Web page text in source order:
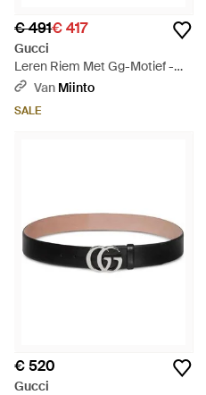
€ 491€ 417
Gucci
Leren Riem Met Gg-Motief -
BruinVan Miinto
SALE
€ 520
Gucci